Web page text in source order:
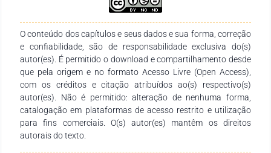
dos tempos atribuído às suas realizações, ditas artísticas. Só
história da arte.
O conteúdo dos capítulos e seus dados e sua forma, correção
e confiabilidade, são de responsabilidade exclusiva do(s)
autor(es). É permitido o download e compartilhamento desde
que pela origem e no formato Acesso Livre (Open Access),
com os créditos e citação atribuídos ao(s) respectivo(s)
autor(es). Não é permitido: alteração de nenhuma forma,
catalogação em plataformas de acesso restrito e utilização
para fins comerciais. O(s) autor(es) mantêm os direitos
autorais do texto.